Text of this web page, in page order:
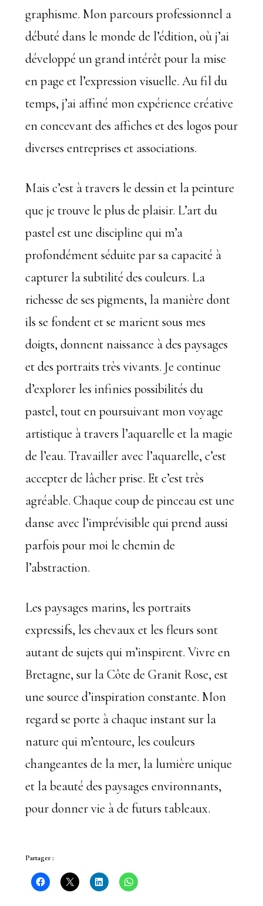
graphisme. Mon parcours professionnel a
débuté dans le monde de l’édition, où j’ai
développé un grand intérêt pour la mise
en page et l’expression visuelle. Au fil du
temps, j’ai affiné mon expérience créative
en concevant des affiches et des logos pour
diverses entreprises et associations.
Mais c’est à travers le dessin et la peinture
que je trouve le plus de plaisir. L’art du
pastel est une discipline qui m’a
profondément séduite par sa capacité à
capturer la subtilité des couleurs. La
richesse de ses pigments, la manière dont
ils se fondent et se marient sous mes
doigts, donnent naissance à des paysages
et des portraits très vivants. Je continue
d’explorer les infinies possibilités du
pastel, tout en poursuivant mon voyage
artistique à travers l’aquarelle et la magie
de l’eau. Travailler avec l’aquarelle, c’est
accepter de lâcher prise. Et c’est très
agréable. Chaque coup de pinceau est une
danse avec l’imprévisible qui prend aussi
parfois pour moi le chemin de
l’abstraction.
Les paysages marins, les portraits
expressifs, les chevaux et les fleurs sont
autant de sujets qui m’inspirent. Vivre en
Bretagne, sur la Côte de Granit Rose, est
une source d’inspiration constante. Mon
regard se porte à chaque instant sur la
nature qui m’entoure, les couleurs
changeantes de la mer, la lumière unique
et la beauté des paysages environnants,
pour donner vie à de futurs tableaux.
Partager :